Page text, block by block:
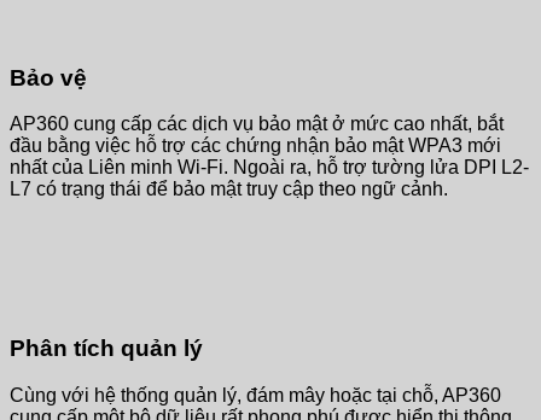
Bảo vệ
AP360 cung cấp các dịch vụ bảo mật ở mức cao nhất, bắt
đầu bằng việc hỗ trợ các chứng nhận bảo mật WPA3 mới
nhất của Liên minh Wi-Fi. Ngoài ra, hỗ trợ tường lửa DPI L2-
L7 có trạng thái để bảo mật truy cập theo ngữ cảnh.
Phân tích quản lý
Cùng với hệ thống quản lý, đám mây hoặc tại chỗ, AP360